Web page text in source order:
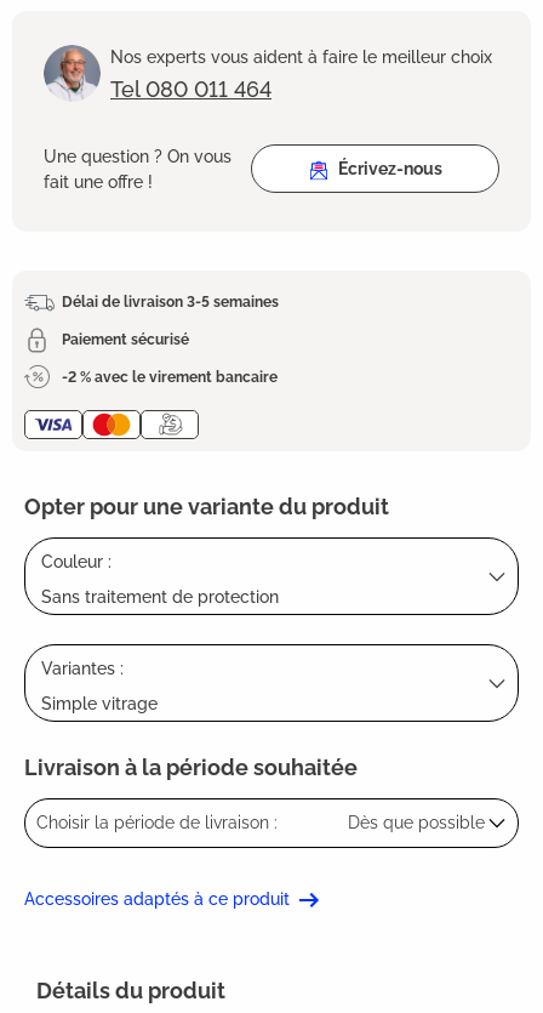
Nos experts vous aident à faire le meilleur choix
Tel 080 011 464
Une question ? On vous
fait une offre !
Écrivez-nous
Délai de livraison 3-5 semaines
Paiement sécurisé
-2 % avec le virement bancaire
Opter pour une variante du produit
Couleur :
Sans traitement de protection
Variantes :
Simple vitrage
Livraison à la période souhaitée
Choisir la période de livraison : Dès que possible
Accessoires adaptés à ce produit
Détails du produit